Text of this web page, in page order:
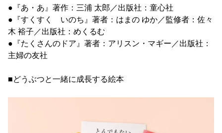
●『あ・あ』著作：三浦 太郎／出版社：童心社
●『すくすく いのち』著者：はまの ゆか／監修者：佐々
木 裕子／出版社：めくるむ
●『たくさんのドア』著者：アリスン・マギー／出版社：
主婦の友社
■どうぶつと一緒に成長する絵本